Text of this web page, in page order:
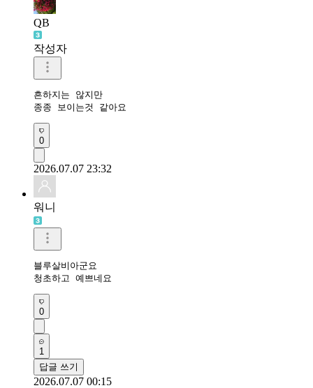
QB
작성자
흔하지는 않지만
종종 보이는것 같아요
0
2026.07.07 23:32
워니
블루살비아군요
청초하고 예쁘네요
0
1
답글 쓰기
2026.07.07 00:15